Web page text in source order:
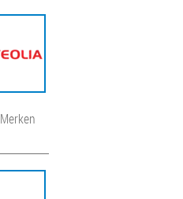
Merken